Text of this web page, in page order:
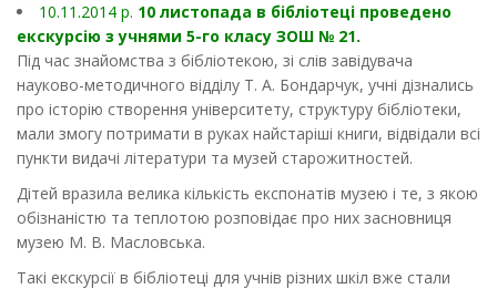
10.11.2014 р. 10 листопада в бібліотеці проведено
екскурсію з учнями 5-го класу ЗОШ № 21.
Під час знайомства з бібліотекою, зі слів завідувача
науково-методичного відділу Т. А. Бондарчук, учні дізнались
про історію створення університету, структуру бібліотеки,
мали змогу потримати в руках найстаріші книги, відвідали всі
пункти видачі літератури та музей старожитностей.
Дітей вразила велика кількість експонатів музею і те, з якою
обізнаністю та теплотою розповідає про них засновниця
музею М. В. Масловська.
Такі екскурсії в бібліотеці для учнів різних шкіл вже стали